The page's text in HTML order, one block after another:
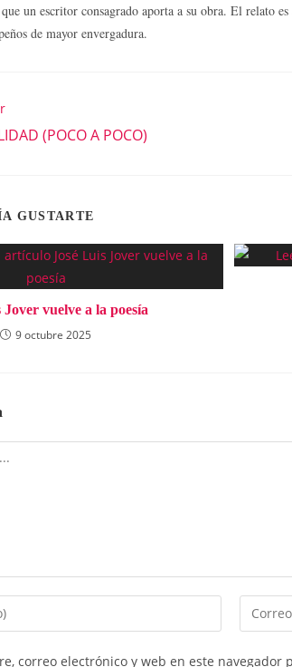
un escritor consagrado aporta a su obra. El
de mayor envergadura.
(POCO A POCO)
GUSTARTE
Jover vuelve a la poesía
9 octubre 2025
Introduce
tu
correo electrónico y web en este navegador